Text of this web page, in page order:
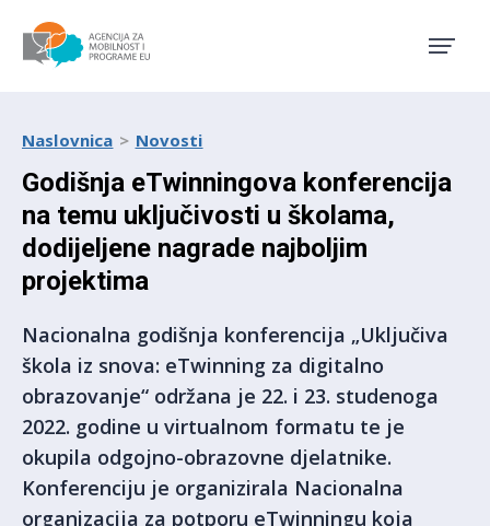
Naslovnica Novosti
Godišnja eTwinningova konferencija
na temu uključivosti u školama,
dodijeljene nagrade najboljim
projektima
Nacionalna godišnja konferencija „Uključiva
škola iz snova: eTwinning za digitalno
obrazovanje“ održana je 22. i 23. studenoga
2022. godine u virtualnom formatu te je
okupila odgojno-obrazovne djelatnike.
Konferenciju je organizirala Nacionalna
organizacija za potporu eTwinningu koja